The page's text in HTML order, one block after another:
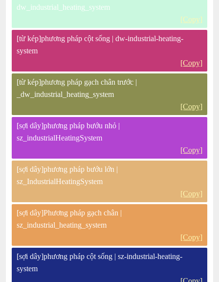
dw_industrial_heating_system
[Copy]
[từ kép]phương pháp cột sống | dw-industrial-heating-
system
[Copy]
[từ kép]phương pháp gạch chân trước |
_dw_industrial_heating_system
[Copy]
[sợi dây]phương pháp bướu nhỏ |
sz_industrialHeatingSystem
[Copy]
[sợi dây]phương pháp bướu lớn |
sz_IndustrialHeatingSystem
[Copy]
[sợi dây]Phương pháp gạch chân |
sz_industrial_heating_system
[Copy]
[sợi dây]phương pháp cột sống | sz-industrial-heating-
system